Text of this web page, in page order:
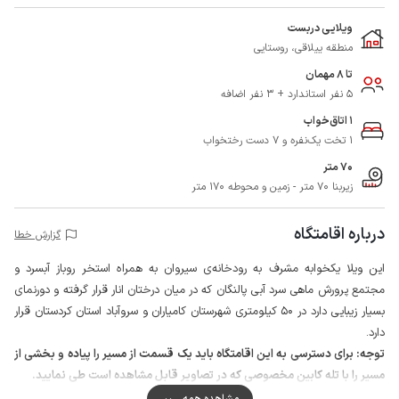
ویلایی دربست
منطقه ییلاقی، روستایی
تا 8 مهمان
5 نفر استاندارد + 3 نفر اضافه
1 اتاق‌خواب
1 تخت یک‌نفره و 7 دست رختخواب
70 متر
زیربنا 70 متر - زمین و محوطه 170 متر
درباره اقامتگاه گزارش خطا
این ویلا یکخوابه مشرف به رودخانه‌ی سیروان به همراه استخر روباز آبسرد و
مجتمع پرورش ماهی سرد آبی پالنگان که در میان درختان انار قرار گرفته و دورنمای
بسیار زیبایی دارد در 50 کیلومتری شهرستان کامیاران و سروآباد استان کردستان قرار
دارد.
توجه: برای دسترسی به این اقامتگاه باید یک قسمت از مسیر را پیاده و بخشی از
مسیر را با تله کابین مخصوصی که در تصاویر قابل مشاهده است طی نمایید.